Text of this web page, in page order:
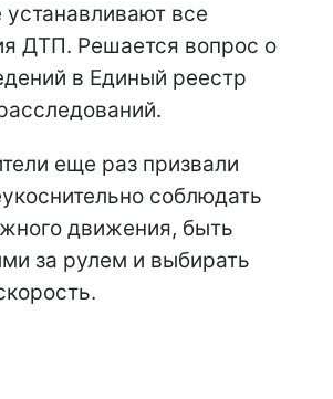
все
ДТП. Решается вопрос о
в Единый реестр
еще раз призвали
соблюдать
движения, быть
за рулем и выбирать